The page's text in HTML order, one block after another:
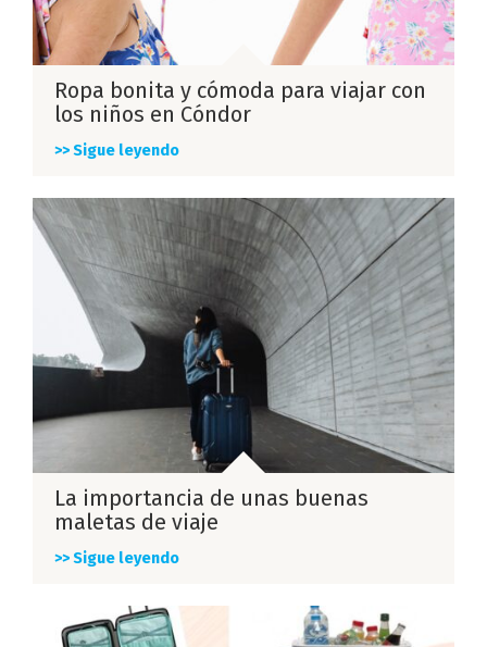
Ropa bonita y cómoda para viajar con
los niños en Cóndor
>> Sigue leyendo
La importancia de unas buenas
maletas de viaje
>> Sigue leyendo